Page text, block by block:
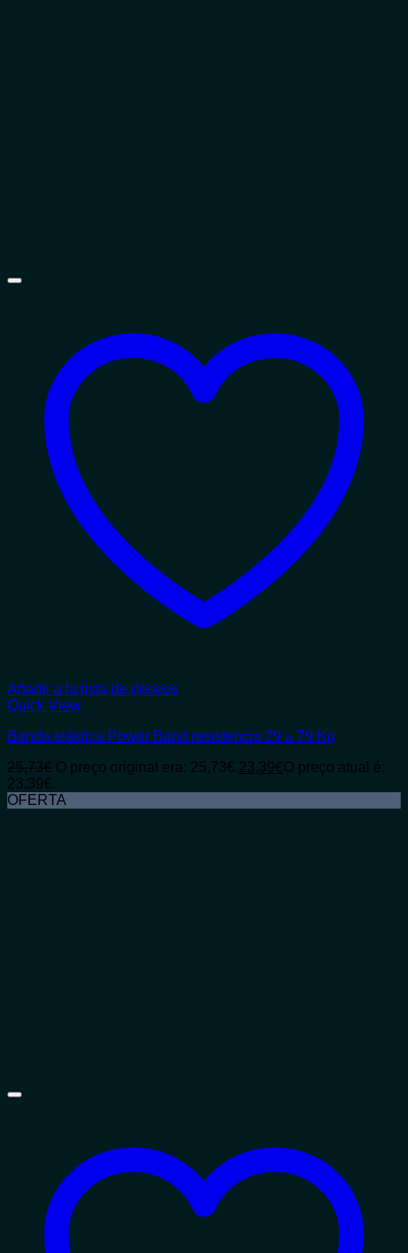
Añadir a la lista de deseos
Quick View
Banda elástica Power Band resistencia 29 a 79 Kg
25,73€ O preço original era: 25,73€.23,39€O preço atual é:
23,39€.
OFERTA